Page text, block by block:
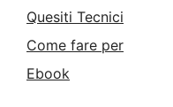
Quesiti Tecnici
Come fare per
Ebook